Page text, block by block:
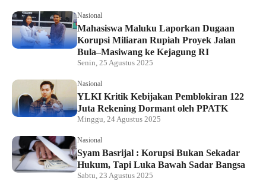
Nasional
Mahasiswa Maluku Laporkan Dugaan
Korupsi Miliaran Rupiah Proyek Jalan
Bula–Masiwang ke Kejagung RI
Senin, 25 Agustus 2025
Nasional
YLKI Kritik Kebijakan Pemblokiran 122
Juta Rekening Dormant oleh PPATK
Minggu, 24 Agustus 2025
Nasional
Syam Basrijal : Korupsi Bukan Sekadar
Hukum, Tapi Luka Bawah Sadar Bangsa
Sabtu, 23 Agustus 2025